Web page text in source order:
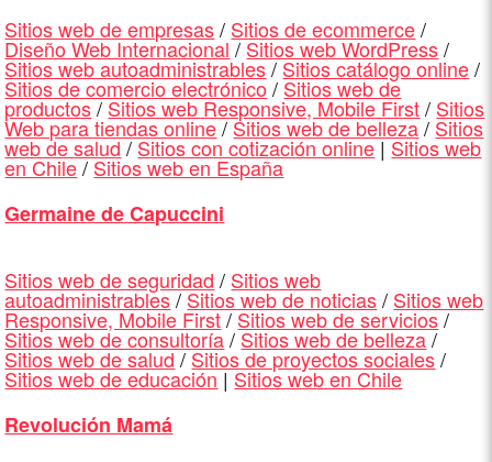
Sitios web de empresas/ Sitios de ecommerce/
Diseño Web Internacional/Sitios web WordPress/
Sitios web autoadministrables/Sitios catálogo online/
Sitios de comercio electrónico/Sitios web de
productos/Sitios web Responsive, Mobile First/ Sitios
Web para tiendas online/Sitios web de belleza/ Sitios
web de salud/Sitios con cotización online|Sitios web
en Chile/Sitios web en España
Germaine de Capuccini
Sitios web de seguridad / Sitios web
autoadministrables/Sitios web de noticias/ Sitios web
Responsive, Mobile First/Sitios web de servicios/
Sitios web de consultoría/Sitios web de belleza/
Sitios web de salud/Sitios de proyectos sociales/
Sitios web de educación|Sitios web en Chile
Revolución Mamá